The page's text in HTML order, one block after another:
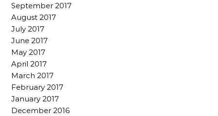
September 2017
August 2017
July 2017
June 2017
May 2017
April 2017
March 2017
February 2017
January 2017
December 2016